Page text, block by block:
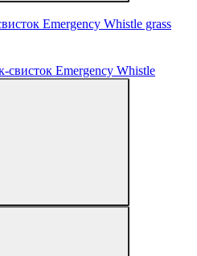
Emergency Whistle grass